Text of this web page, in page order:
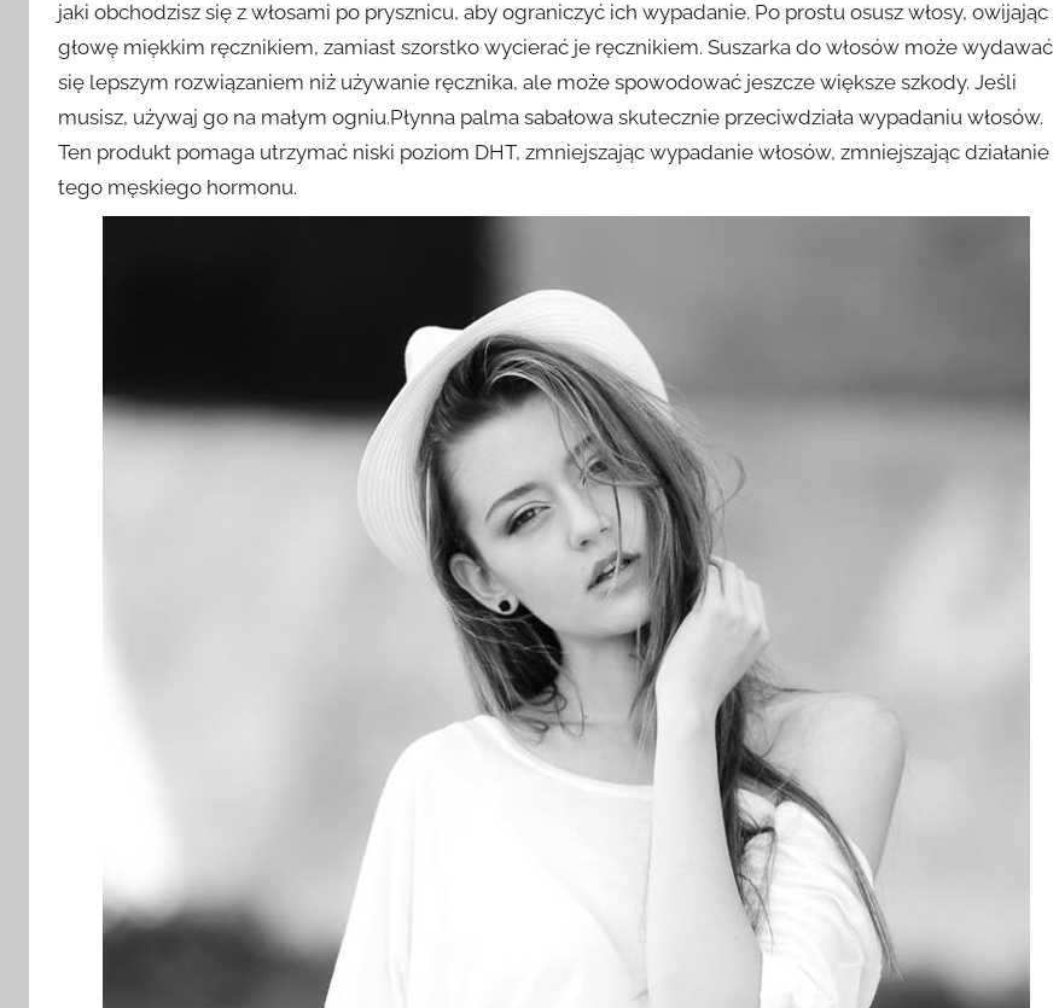
jaki obchodzisz się z włosami po prysznicu, aby ograniczyć ich wypadanie. Po prostu osusz włosy, owijając
głowę miękkim ręcznikiem, zamiast szorstko wycierać je ręcznikiem. Suszarka do włosów może wydawać
się lepszym rozwiązaniem niż używanie ręcznika, ale może spowodować jeszcze większe szkody. Jeśli
musisz, używaj go na małym ogniu.Płynna palma sabałowa skutecznie przeciwdziała wypadaniu włosów.
Ten produkt pomaga utrzymać niski poziom DHT, zmniejszając wypadanie włosów, zmniejszając działanie
tego męskiego hormonu.